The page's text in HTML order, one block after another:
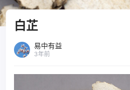
白芷
易中有益
3年前